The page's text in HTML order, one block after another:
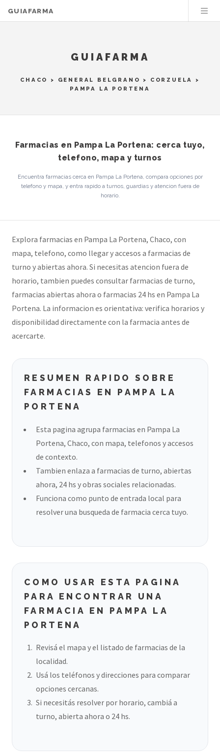
GUIAFARMA
GUIAFARMA
CHACO > GENERAL BELGRANO > CORZUELA
>
PAMPA LA PORTENA
Farmacias en Pampa La Portena: cerca tuyo,
telefono, mapa y turnos
Encuentra farmacias cerca en Pampa La Portena, compara opciones por
telefono y mapa, y entra rapido a turnos, guardias y atencion fuera de
horario.
Explora farmacias en Pampa La Portena, Chaco, con
mapa, telefono, como llegar y accesos a farmacias de
turno y abiertas ahora. Si necesitas atencion fuera de
horario, tambien puedes consultar farmacias de turno,
farmacias abiertas ahora o farmacias 24 hs en Pampa La
Portena. La informacion es orientativa: verifica horarios y
disponibilidad directamente con la farmacia antes de
acercarte.
RESUMEN RAPIDO SOBRE
FARMACIAS EN PAMPA LA
PORTENA
Esta pagina agrupa farmacias en Pampa La
Portena, Chaco, con mapa, telefonos y accesos
de contexto.
Tambien enlaza a farmacias de turno, abiertas
ahora, 24 hs y obras sociales relacionadas.
Funciona como punto de entrada local para
resolver una busqueda de farmacia cerca tuyo.
COMO USAR ESTA PAGINA
PARA ENCONTRAR UNA
FARMACIA EN PAMPA LA
PORTENA
Revisá el mapa y el listado de farmacias de la
localidad.
Usá los teléfonos y direcciones para comparar
opciones cercanas.
Si necesitás resolver por horario, cambiá a
turno, abierta ahora o 24 hs.